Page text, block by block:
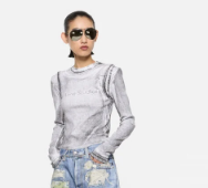
果牛仔短裤